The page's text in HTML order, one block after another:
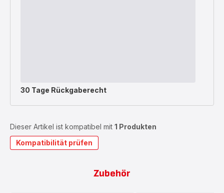
30 Tage Rückgaberecht
Dieser Artikel ist kompatibel mit 1 Produkten
Kompatibilität prüfen
Zubehör